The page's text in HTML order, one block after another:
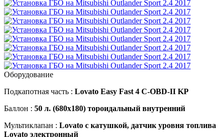
Оборудование
Подкапотная часть : Lovato Easy Fast 4 C-OBD-II KP
Баллон : 50 л. (680х180) тороидальный внутренний
Мультиклапан : Lovato с катушкой, датчик уровня топлива
Lovato электронный